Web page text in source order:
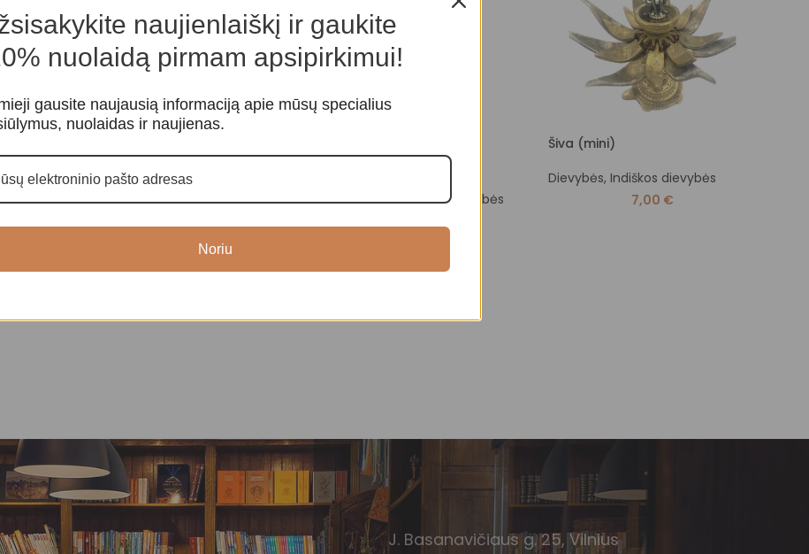
Dievybės, Budistinės dievybės
Dievybės, Budistinės dievybės
Šiva (mini)
Dievybės, Indiškos dievybės
7,00 €
J. Basanavičiaus g. 25, Vilnius
naujienlaiškį ir gaukite
nuolaidą pirmam apsipirkimui!
gausite naujausią informaciją apie mūsų specialius
nuolaidas ir naujienas.
Noriu